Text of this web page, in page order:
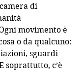
di
movimento è
o da qualcuno:
sguardi
soprattutto, c’è